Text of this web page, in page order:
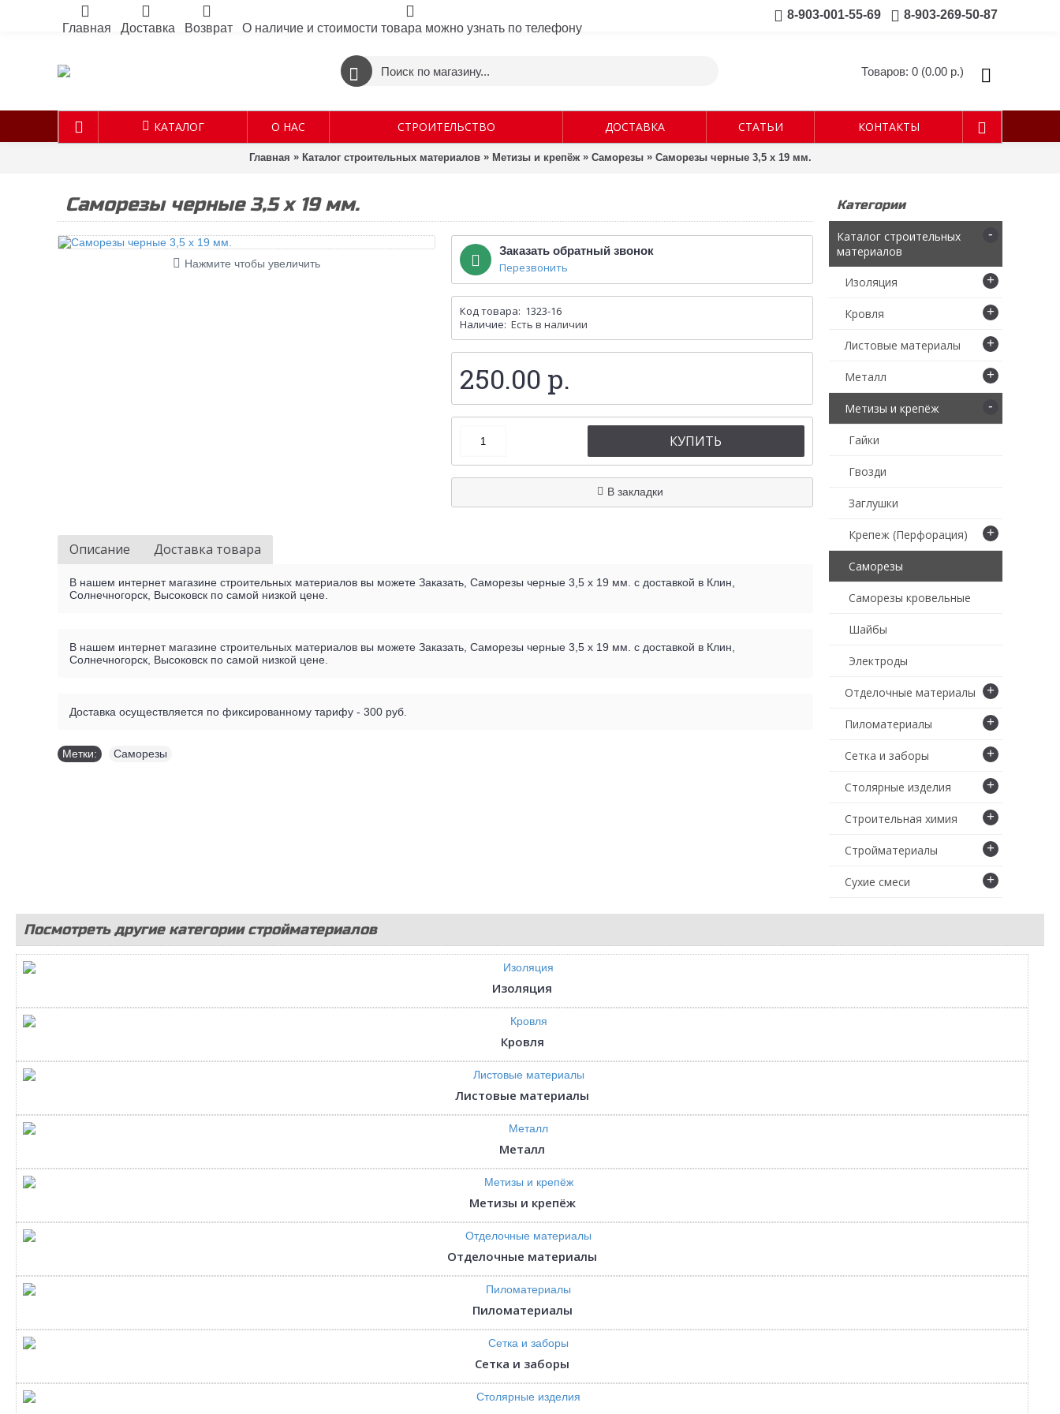
Главная Доставка Возврат О наличие и стоимости товара можно узнать по телефону
8-903-001-55-69 8-903-269-50-87
Товаров: 0 (0.00 р.)
КАТАЛОГ О НАС СТРОИТЕЛЬСТВО ДОСТАВКА СТАТЬИ КОНТАКТЫ
Главная » Каталог строительных материалов » Метизы и крепёж » Саморезы » Саморезы черные 3,5 х 19 мм.
Категории
Каталог строительных
материалов
-
Изоляция +
Кровля +
Листовые материалы +
Металл +
Метизы и крепёж -
Гайки
Гвозди
Заглушки
Крепеж (Перфорация) +
Саморезы
Саморезы кровельные
Шайбы
Электроды
Отделочные материалы +
Пиломатериалы +
Сетка и заборы +
Столярные изделия +
Строительная химия +
Стройматериалы +
Сухие смеси +
Саморезы черные 3,5 х 19 мм.
Нажмите чтобы увеличить
Заказать обратный звонок
Перезвонить
Код товара: 1323-16
Наличие: Есть в наличии
250.00 р.
КУПИТЬ
В закладки
Описание Доставка товара
В нашем интернет магазине строительных материалов вы можете Заказать, Саморезы черные 3,5 х 19 мм. с доставкой в Клин,
Солнечногорск, Высоковск по самой низкой цене.
В нашем интернет магазине строительных материалов вы можете Заказать, Саморезы черные 3,5 х 19 мм. с доставкой в Клин,
Солнечногорск, Высоковск по самой низкой цене.
Доставка осуществляется по фиксированному тарифу - 300 руб.
Метки: Саморезы
Посмотреть другие категории стройматериалов
Изоляция
Кровля
Листовые материалы
Металл
Метизы и крепёж
Отделочные материалы
Пиломатериалы
Сетка и заборы